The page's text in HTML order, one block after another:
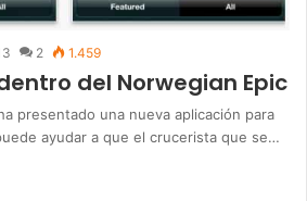
2 1.459
del Norwegian Epic
presentado una nueva aplicación para
ayudar a que el crucerista que se…